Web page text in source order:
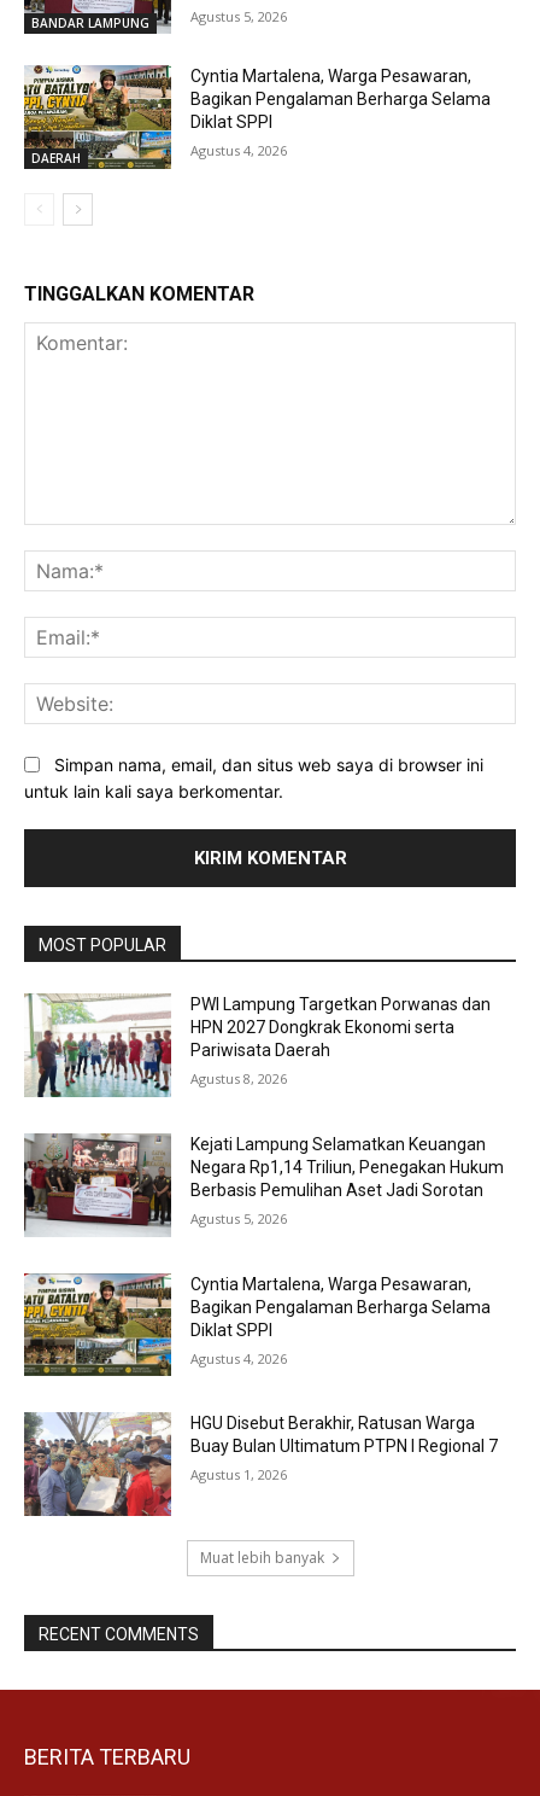
BANDAR LAMPUNG Agustus 5, 2026
DAERAH
Cyntia Martalena, Warga Pesawaran,
Bagikan Pengalaman Berharga Selama
Diklat SPPI
Agustus 4, 2026
TINGGALKAN KOMENTAR
Simpan nama, email, dan situs web saya di browser ini
untuk lain kali saya berkomentar.
MOST POPULAR
PWI Lampung Targetkan Porwanas dan
HPN 2027 Dongkrak Ekonomi serta
Pariwisata Daerah
Agustus 8, 2026
Kejati Lampung Selamatkan Keuangan
Negara Rp1,14 Triliun, Penegakan Hukum
Berbasis Pemulihan Aset Jadi Sorotan
Agustus 5, 2026
Cyntia Martalena, Warga Pesawaran,
Bagikan Pengalaman Berharga Selama
Diklat SPPI
Agustus 4, 2026
HGU Disebut Berakhir, Ratusan Warga
Buay Bulan Ultimatum PTPN I Regional 7
Agustus 1, 2026
Muat lebih banyak
RECENT COMMENTS
BERITA TERBARU